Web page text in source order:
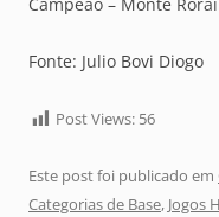
Fonte: Julio Bovi Diogo
Post Views: 56
Este post foi publicado em
Categorias de Base, Jogos